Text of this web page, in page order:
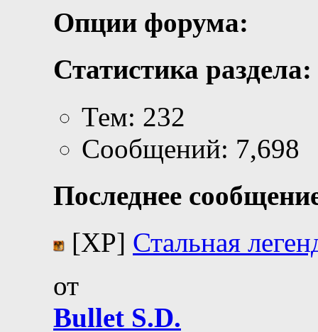
Опции форума:
Статистика раздела:
Тем: 232
Сообщений: 7,698
Последнее
[XP] Стальная
от
Bullet S.D.